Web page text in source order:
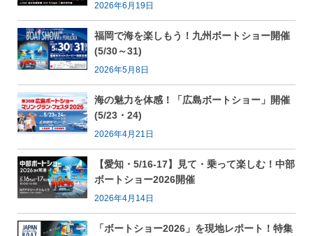
2026年6月19日
福岡で海を楽しもう！九州ボートショー開催
(5/30～31)
2026年5月8日
海の魅力を体感！「広島ボートショー」開催
(5/23・24)
2026年4月21日
【愛知・5/16-17】見て・乗って楽しむ！中部
ボートショー2026開催
2026年4月14日
「ボートショー2026」を現地レポート！特集